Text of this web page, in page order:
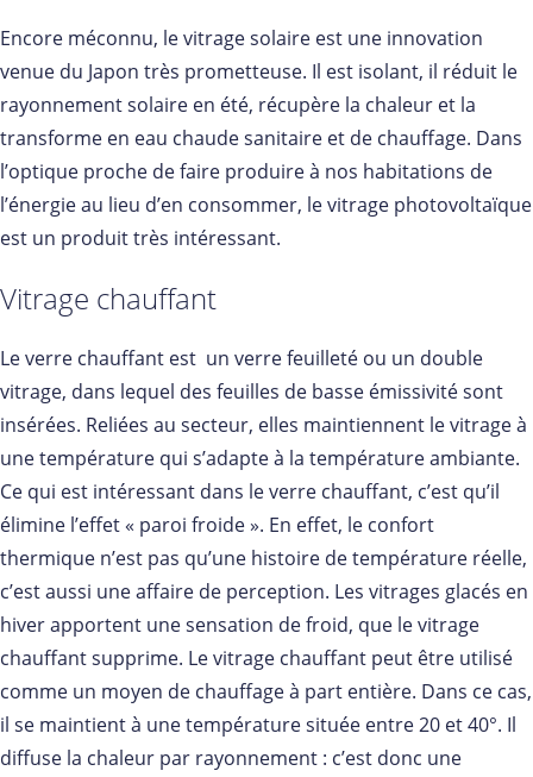
Encore méconnu, le vitrage solaire est une innovation
venue du Japon très prometteuse. Il est isolant, il réduit le
rayonnement solaire en été, récupère la chaleur et la
transforme en eau chaude sanitaire et de chauffage. Dans
l’optique proche de faire produire à nos habitations de
l’énergie au lieu d’en consommer, le vitrage photovoltaïque
est un produit très intéressant.
Vitrage chauffant
Le verre chauffant est un verre feuilleté ou un double
vitrage, dans lequel des feuilles de basse émissivité sont
insérées. Reliées au secteur, elles maintiennent le vitrage à
une température qui s’adapte à la température ambiante.
Ce qui est intéressant dans le verre chauffant, c’est qu’il
élimine l’effet « paroi froide ». En effet, le confort
thermique n’est pas qu’une histoire de température réelle,
c’est aussi une affaire de perception. Les vitrages glacés en
hiver apportent une sensation de froid, que le vitrage
chauffant supprime. Le vitrage chauffant peut être utilisé
comme un moyen de chauffage à part entière. Dans ce cas,
il se maintient à une température située entre 20 et 40°. Il
diffuse la chaleur par rayonnement : c’est donc une